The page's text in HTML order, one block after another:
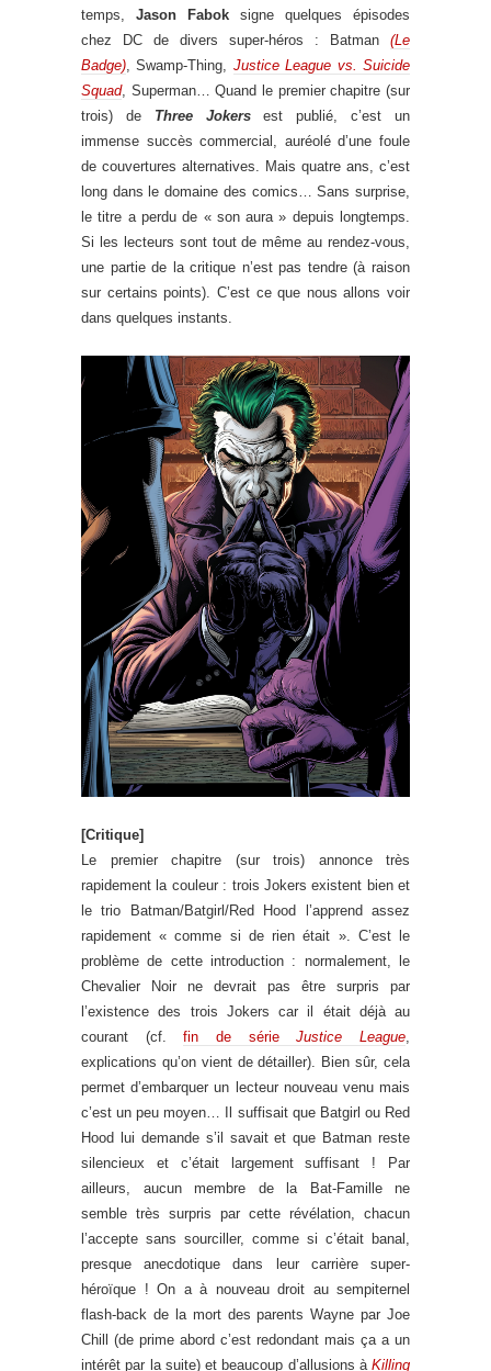
temps, Jason Fabok signe quelques épisodes
chez DC de divers super-héros : Batman (Le
Badge), Swamp-Thing, Justice League vs. Suicide
Squad, Superman… Quand le premier chapitre (sur
trois) de Three Jokersest publié, c’est un
immense succès commercial, auréolé d’une foule
de couvertures alternatives. Mais quatre ans, c’est
long dans le domaine des comics… Sans surprise,
le titre a perdu de « son aura » depuis longtemps.
Si les lecteurs sont tout de même au rendez-vous,
une partie de la critique n’est pas tendre (à raison
sur certains points). C’est ce que nous allons voir
dans quelques instants.
[Critique]
Le premier chapitre (sur trois) annonce très
rapidement la couleur : trois Jokers existent bien et
le trio Batman/Batgirl/Red Hood l’apprend assez
rapidement « comme si de rien était ». C’est le
problème de cette introduction : normalement, le
Chevalier Noir ne devrait pas être surpris par
l’existence des trois Jokers car il était déjà au
courant (cf.fin de sérieJustice League
explications qu’on vient de détailler). Bien sûr, cela
permet d’embarquer un lecteur nouveau venu mais
c’est un peu moyen… Il suffisait que Batgirl ou Red
Hood lui demande s’il savait et que Batman reste
silencieux et c’était largement suffisant ! Par
ailleurs, aucun membre de la Bat-Famille ne
semble très surpris par cette révélation, chacun
l’accepte sans sourciller, comme si c’était banal,
presque anecdotique dans leur carrière super-
héroïque ! On a à nouveau droit au sempiternel
flash-back de la mort des parents Wayne par Joe
Chill (de prime abord c’est redondant mais ça a un
intérêt par la suite) et beaucoup d’allusions à Killing